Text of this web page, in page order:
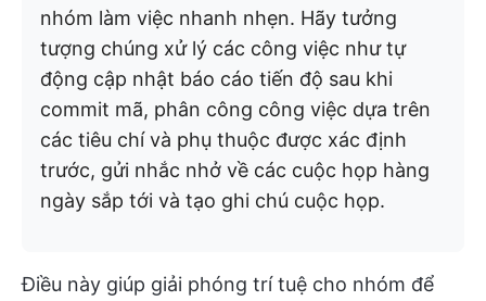
nhóm làm việc nhanh nhẹn. Hãy tưởng
tượng chúng xử lý các công việc như tự
động cập nhật báo cáo tiến độ sau khi
commit mã, phân công công việc dựa trên
các tiêu chí và phụ thuộc được xác định
trước, gửi nhắc nhở về các cuộc họp hàng
ngày sắp tới và tạo ghi chú cuộc họp.
Điều này giúp giải phóng trí tuệ cho nhóm để